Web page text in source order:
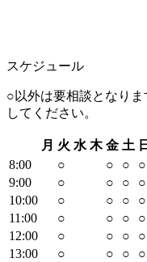
スケジュール
○以外は要相談となり
してください。
月 火 水 木 金 土 日
8:00 ○ ○ ○
○
9:00 ○ ○ ○
○
10:00 ○ ○ ○
○
11 :00 ○ ○ ○
○
12:00 ○ ○ ○
○
13:00 ○ ○ ○
○